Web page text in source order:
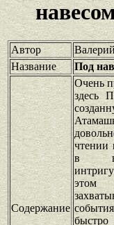
Автор
Название
Под
Содержание
Очень
здесь
чтении
в
этом